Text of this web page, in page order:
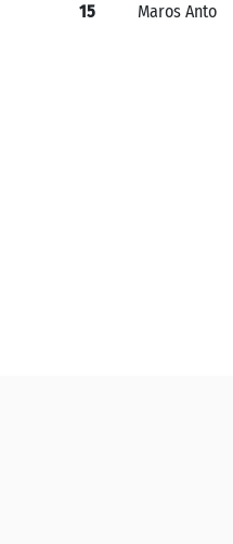
15 Maros Anto